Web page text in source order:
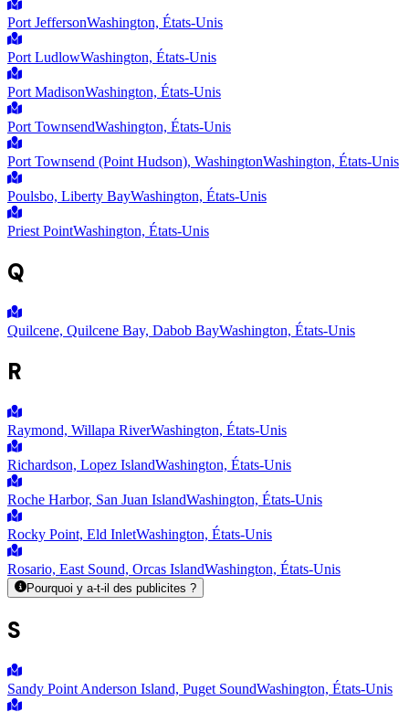
Port JeffersonWashington, États-Unis
Port LudlowWashington, États-Unis
Port MadisonWashington, États-Unis
Port TownsendWashington, États-Unis
Port Townsend (Point Hudson), WashingtonWashington, États-Unis
Poulsbo, Liberty BayWashington, États-Unis
Priest PointWashington, États-Unis
Q
Quilcene, Quilcene Bay, Dabob BayWashington, États-Unis
R
Raymond, Willapa RiverWashington, États-Unis
Richardson, Lopez IslandWashington, États-Unis
Roche Harbor, San Juan IslandWashington, États-Unis
Rocky Point, Eld InletWashington, États-Unis
Rosario, East Sound, Orcas IslandWashington, États-Unis
Pourquoi y a-t-il des publicites ?
S
Sandy Point Anderson Island, Puget SoundWashington, États-Unis